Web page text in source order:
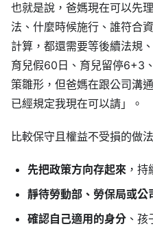
也就是說，爸媽現在可以先
法、什麼時候施行、誰符合
計算，都還需要等後續法規
育兒假60日、育兒留停6+3
策雛形，但爸媽在跟公司溝
已經規定我現在可以請」。
比較保守且權益不受損的做法
先把政策方向存起來 ，
靜待勞動部、勞保局或公
確認自己適用的身分 、